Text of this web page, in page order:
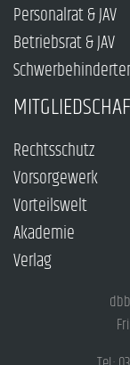
Personalrat & JAV
Betriebsrat & JAV
Rechtsschutz
Vorsorgewerk
Vorteilswelt
Akademie
Verlag